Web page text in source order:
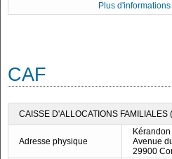
Plus
CAF
CAISSE D'ALLOCATIONS
Adresse physique
Kérandon
Avenue
29900